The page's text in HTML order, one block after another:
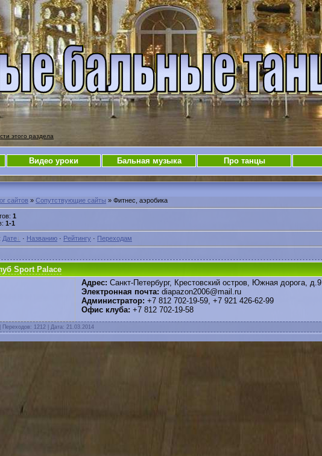
этого раздела
Видео уроки Бальная музыка Про танцы
сайтов » Сопутствующие сайты » Фитнес, аэробика
: 1
: 1-1
Дате · Названию · Рейтингу · Переходам
Sport Palace
Адрес: Санкт-Петербург, Крестовский остров, Южная дорога, д.9
Электронная почта: diapazon2006@mail.ru
Администратор: +7 812 702-19-59, +7 921 426-62-99
Офис клуба: +7 812 702-19-58
| Переходов: 1212 | Дата: 21.03.2014